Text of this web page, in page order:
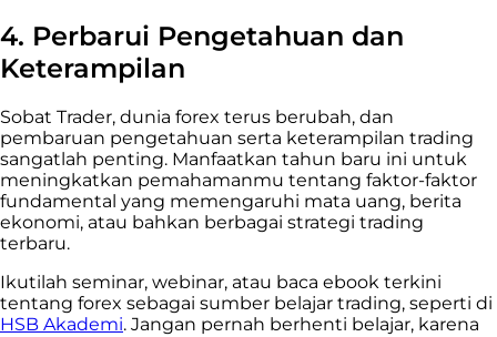
4. Perbarui Pengetahuan dan
Keterampilan
Sobat Trader, dunia forex terus berubah, dan
pembaruan pengetahuan serta keterampilan trading
sangatlah penting. Manfaatkan tahun baru ini untuk
meningkatkan pemahamanmu tentang faktor-faktor
fundamental yang memengaruhi mata uang, berita
ekonomi, atau bahkan berbagai strategi trading
terbaru.
Ikutilah seminar, webinar, atau baca ebook terkini
tentang forex sebagai sumber belajar trading, seperti di
HSB Akademi. Jangan pernah berhenti belajar, karena